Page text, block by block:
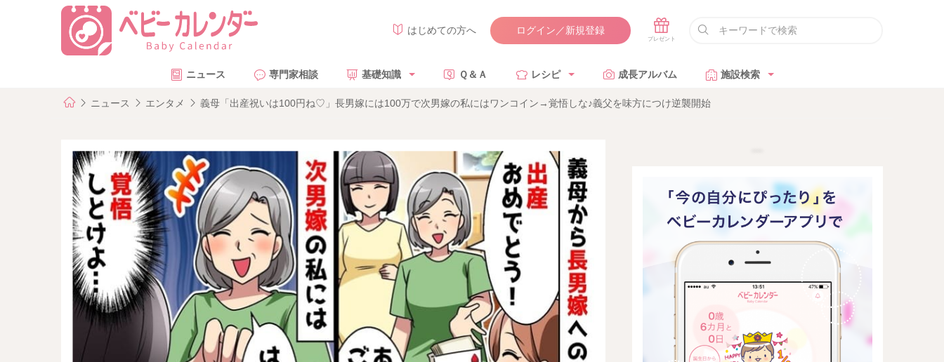
はじめての方へ ログイン／新規登録
ニュース 専門家相談 基礎知識 Ｑ＆Ａ レシピ 成長アルバム 施設検索
ニュース エンタメ 義母「出産祝いは100円ね♡」長男嫁には100万で次男嫁の私にはワンコイン→覚悟しな♪義父を味方につけ逆襲開始